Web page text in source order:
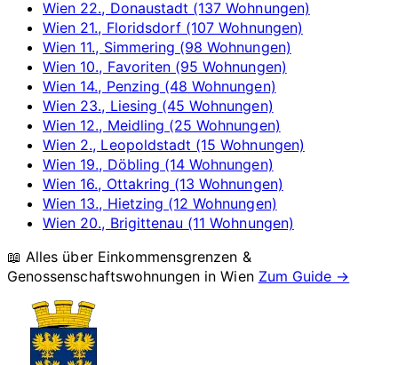
Wien 22., Donaustadt (137 Wohnungen)
Wien 21., Floridsdorf (107 Wohnungen)
Wien 11., Simmering (98 Wohnungen)
Wien 10., Favoriten (95 Wohnungen)
Wien 14., Penzing (48 Wohnungen)
Wien 23., Liesing (45 Wohnungen)
Wien 12., Meidling (25 Wohnungen)
Wien 2., Leopoldstadt (15 Wohnungen)
Wien 19., Döbling (14 Wohnungen)
Wien 16., Ottakring (13 Wohnungen)
Wien 13., Hietzing (12 Wohnungen)
Wien 20., Brigittenau (11 Wohnungen)
📖 Alles über Einkommensgrenzen &
Genossenschaftswohnungen inWien Zum Guide →